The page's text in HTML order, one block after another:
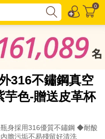
0
316不鏽鋼真空
芋色-贈送皮革杯
身採用316優質不鏽鋼 ◆耐酸
膽污垢不易殘留好清洗